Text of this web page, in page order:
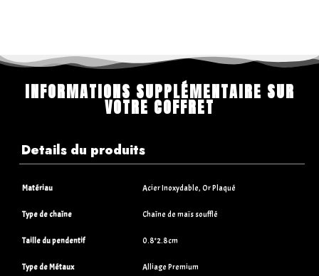
INFORMATIONS SUPPLÉMENTAIRE SUR
VOTRE COFFRET
Details du produits
Matériau Acier Inoxydable, Or Plaqué
Type de chaîne Chaîne de maïs soufflé
Taille du pendentif 0.8*2.8cm
Type de Métaux Alliage Premium